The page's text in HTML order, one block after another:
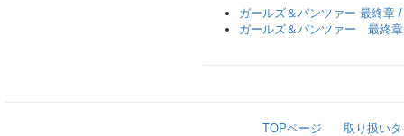
ガールズ＆パンツァー 最終章
ガールズ＆パンツァー 最終章
TOPページ 取り扱い